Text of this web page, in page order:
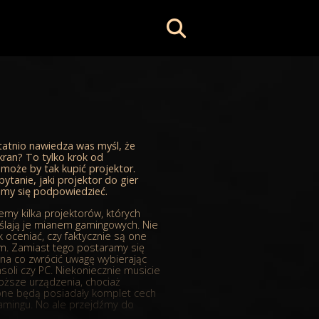
nawiedza was myśl, że
To tylko krok od
by tak kupić projektor.
jaki projektor do gier
się podpowiedzieć.
kilka projektorów, których
je mianem gamingowych. Nie
oceniać, czy faktycznie są one
Zamiast tego postaramy się
co zwrócić uwagę wybierając
czy PC. Niekoniecznie musicie
urządzenia, chociaż
będą posiadały komplet cech
No ale przejdźmy do